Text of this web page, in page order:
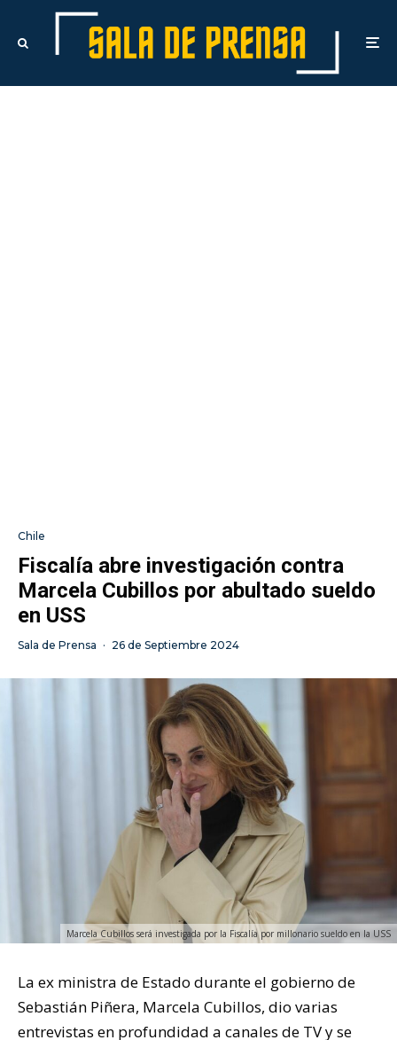
Chile
Fiscalía abre investigación contra
Marcela Cubillos por abultado sueldo
en USS
Sala de Prensa · 26 de Septiembre 2024
Marcela Cubillos será investigada por la Fiscalía por millonario sueldo en la USS
La ex ministra de Estado durante el gobierno de
Sebastián Piñera, Marcela Cubillos, dio varias
entrevistas en profundidad a canales de TV y se